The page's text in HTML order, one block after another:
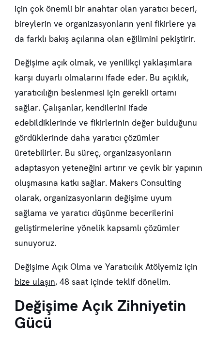
için çok önemli bir anahtar olan yaratıcı beceri,
bireylerin ve organizasyonların yeni fikirlere ya
da farklı bakış açılarına olan eğilimini pekiştirir.
Değişime açık olmak, ve yenilikçi yaklaşımlara
karşı duyarlı olmalarını ifade eder. Bu açıklık,
yaratıcılığın beslenmesi için gerekli ortamı
sağlar. Çalışanlar, kendilerini ifade
edebildiklerinde ve fikirlerinin değer bulduğunu
gördüklerinde daha yaratıcı çözümler
üretebilirler. Bu süreç, organizasyonların
adaptasyon yeteneğini artırır ve çevik bir yapının
oluşmasına katkı sağlar. Makers Consulting
olarak, organizasyonların değişime uyum
sağlama ve yaratıcı düşünme becerilerini
geliştirmelerine yönelik kapsamlı çözümler
sunuyoruz.
Değişime Açık Olma ve Yaratıcılık Atölyemiz için
bize ulaşın, 48 saat içinde teklif dönelim.
Değişime Açık Zihniyetin
Gücü